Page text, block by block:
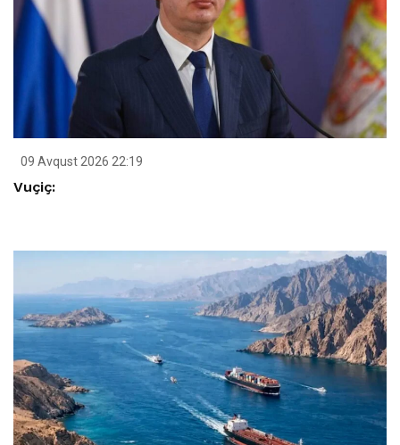
09 Avqust 2026 22:19
Vuçiç: